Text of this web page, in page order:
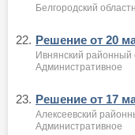
Белгородский
22. Решение от 20
Ивнянский районный
Административное
23. Решение от 17
Алексеевский
Административное